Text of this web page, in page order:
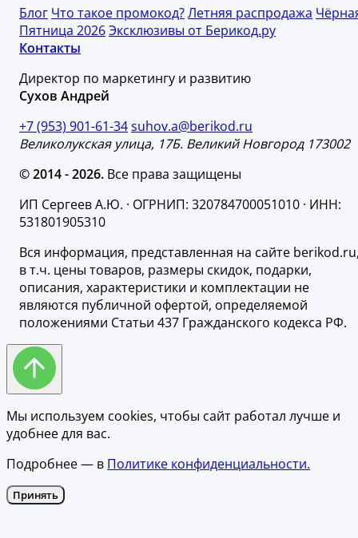
Блог Что такое промокод?Летняя распродажа
Пятница 2026Эксклюзивы от Берикод.ру
Контакты
Директор по маркетингу и развитию
Сухов Андрей
+7 (953) 901-61-34suhov.a@berikod.ru
Великолукская улица, 17Б. Великий Новгород 173002
© 2014 - 2026. Все права защищены
ИП Сергеев А.Ю. · ОГРНИП: 320784700051010 · ИНН:
531801905310
Вся информация, представленная на сайте
в т.ч. цены товаров, размеры скидок, подарки,
описания, характеристики и комплектации не
являются публичной офертой, определяемой
положениями Статьи 437 Гражданского кодекса РФ.
Мы используем cookies, чтобы сайт работал лучше и
удобнее для вас.
Подробнее — в Политике конфиденциальности.
Принять